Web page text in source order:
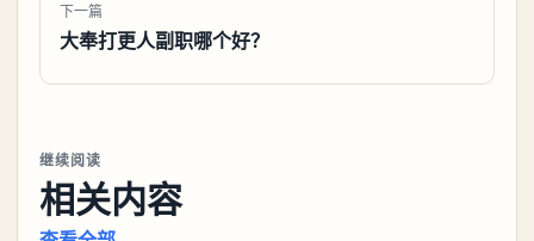
下一篇
大奉打更人副职哪个好？
继续阅读
相关内容